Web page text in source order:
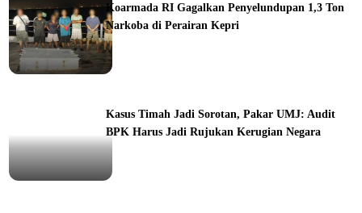
Koarmada RI Gagalkan Penyelundupan 1,3 Ton
Narkoba di Perairan Kepri
Kasus Timah Jadi Sorotan, Pakar UMJ: Audit
BPK Harus Jadi Rujukan Kerugian Negara